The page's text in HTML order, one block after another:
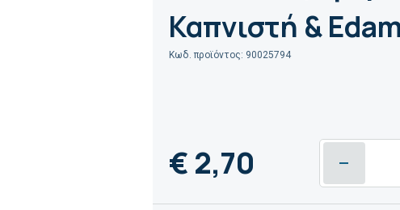
Καπνιστή &
Κωδ. προϊόντος: 90025794
€ 2,70